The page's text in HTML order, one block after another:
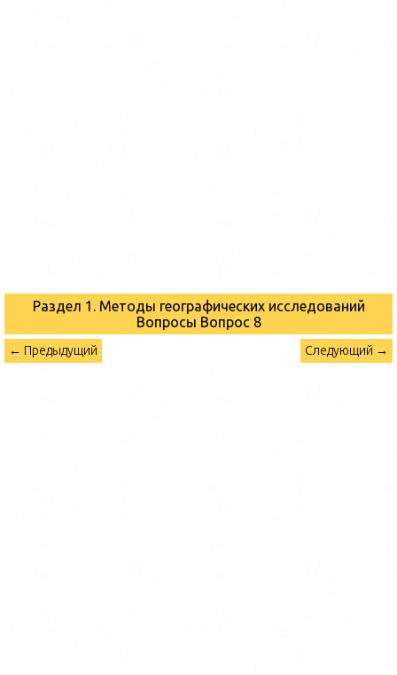
Раздел 1. Методы географических исследований
Вопросы Вопрос 8
← Предыдущий Следующий →